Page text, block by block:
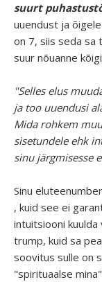
suurt
uuendust ja
on 7, siis seda sa
suur nõuanne
"Selles elus
ja too uuendusi
Mida rohkem
sisetundele ehk
sinu järgmisesse
Sinu
, kuid see ei
intuitsiooni kuulda
trump, kuid sa
soovitus sulle on
"spirituaalse